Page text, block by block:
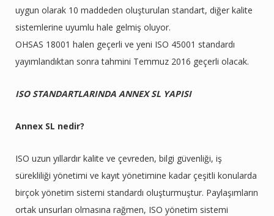
uygun olarak 10 maddeden oluşturulan standart, diğer kalite
sistemlerine uyumlu hale gelmiş oluyor.
OHSAS 18001 halen geçerli ve yeni ISO 45001 standardı
yayımlandıktan sonra tahmini Temmuz 2016 geçerli olacak.
ISO STANDARTLARINDA ANNEX SL YAPISI
Annex SL nedir?
ISO uzun yıllardır kalite ve çevreden, bilgi güvenliği, iş
sürekliliği yönetimi ve kayıt yönetimine kadar çeşitli konularda
birçok yönetim sistemi standardı oluşturmuştur. Paylaşımların
ortak unsurları olmasına rağmen, ISO yönetim sistemi